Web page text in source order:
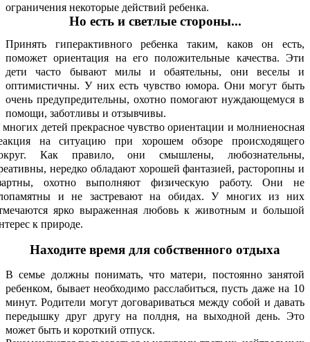
ограничения некоторые действий ребенка.
Но есть и светлые стороны...
Принять гиперактивного ребенка таким, каков он есть,
поможет ориентация на его положительные качества. Эти
дети часто бывают милы и обаятельны, они веселы и
оптимистичны. У них есть чувство юмора. Они могут быть
очень предупредительны, охотно помогают нуждающемуся в
помощи, заботливы и отзывчивы.
детей прекрасное чувство ориентации и молниеносная
на ситуацию при хорошем обзоре происходящего
Как правило, они смышлены, любознательны,
нередко обладают хорошей фантазией, расторопны и
охотно выполняют физическую работу. Они не
и не застревают на обидах. У многих из них
ярко выраженная любовь к животным и большой
к природе.
Находите время для собственного отдыха
В семье должны понимать, что матери, постоянно занятой
ребенком, бывает необходимо расслабиться, пусть даже на 10
минут. Родители могут договариваться между собой и давать
передышку друг другу на полдня, на выходной день. Это
может быть и короткий отпуск.